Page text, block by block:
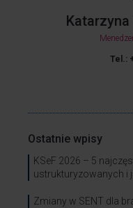
Tel.:
Ostatnie wpisy
KSeF 2026 – 5
ustrukturyzowanych i
Zmiany w SENT dla